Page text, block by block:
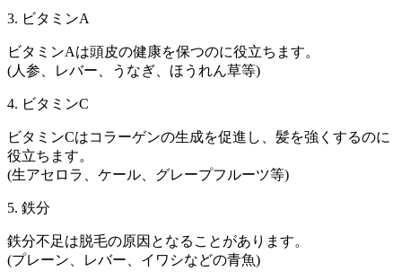
3. ビタミンA
ビタミンAは頭皮の健康を保つのに役立ちます。
(人参、レバー、うなぎ、ほうれん草等)
4. ビタミンC
ビタミンCはコラーゲンの生成を促進し、髪を強くするのに
役立ちます。
(生アセロラ、ケール、グレープフルーツ等)
5. 鉄分
鉄分不足は脱毛の原因となることがあります。
(プレーン、レバー、イワシなどの青魚)